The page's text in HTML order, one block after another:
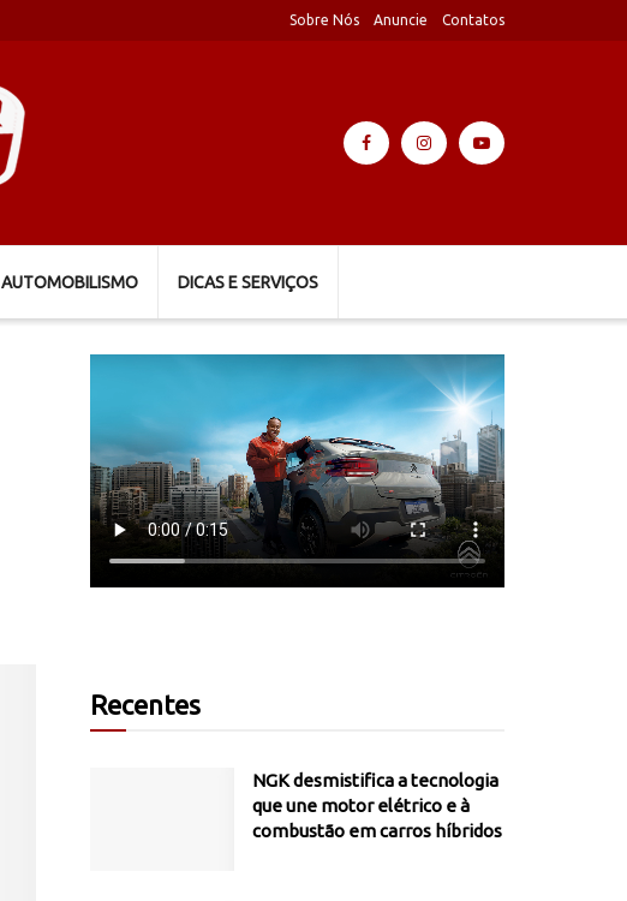
Sobre Nós Anuncie Contatos
AUTOMOBILISMO DICAS E SERVIÇOS
Recentes
NGK desmistifica a tecnologia
que une motor elétrico e à
combustão em carros híbridos